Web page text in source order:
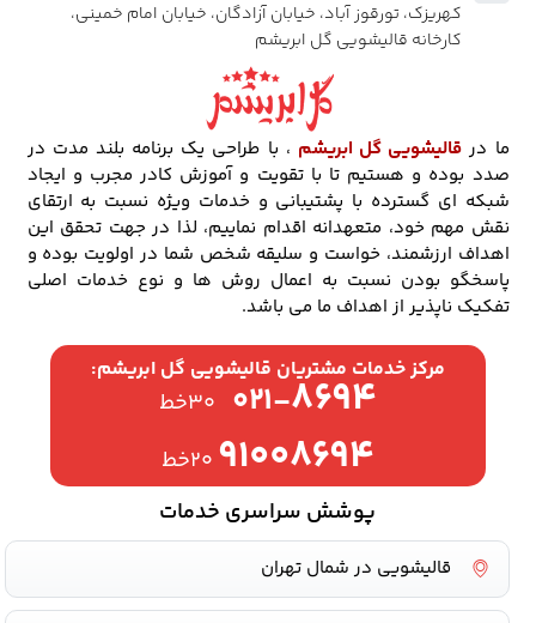
کهریزک، تورقوز آباد، خیابان آزادگان، خیابان امام خمینی،
کارخانه قالیشویی گل ابریشم
ما در قالیشویی گل ابریشم ، با طراحی یک برنامه بلند مدت در
صدد بوده و هستیم تا با تقویت و آموزش کادر مجرب و ایجاد
شبکه ای گسترده با پشتیبانی و خدمات ویژه نسبت به ارتقای
نقش مهم خود، متعهدانه اقدام نماییم، لذا در جهت تحقق این
اهداف ارزشمند، خواست و سلیقه شخص شما در اولویت بوده و
پاسخگو بودن نسبت به اعمال روش ها و نوع خدمات اصلی
تفکیک ناپذیر از اهداف ما می باشد.
مرکز خدمات مشتریان قالیشویی گل ابریشم:
۰۲۱-۸۶۹۴ ۳۰خط
۹۱۰۰۸۶۹۴ ۲۰خط
پوشش سراسری خدمات
قالیشویی در شمال تهران